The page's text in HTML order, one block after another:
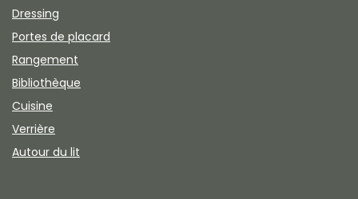
Dressing
Portes de placard
Rangement
Bibliothèque
Cuisine
Verrière
Autour du lit